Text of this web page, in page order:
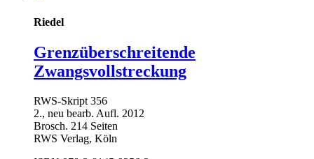
Riedel
Grenzüberschreitende
Zwangsvollstreckung
RWS-Skript 356
2., neu bearb. Aufl. 2012
Brosch. 214 Seiten
RWS Verlag, Köln